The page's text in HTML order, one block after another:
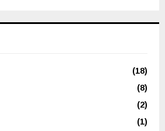
(18)
(8)
(2)
(1)